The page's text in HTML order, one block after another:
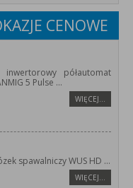
CENOWE
półautomat
5 Pulse ...
WIĘCEJ…
spawalniczy WUS HD ...
WIĘCEJ…